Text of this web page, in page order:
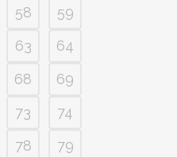
58
59
63
64
68
69
73
74
78
79